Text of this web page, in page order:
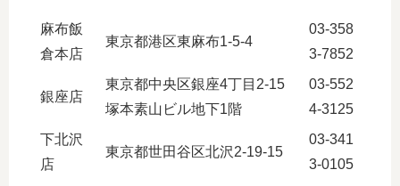
麻布飯
倉本店
東京都港区東麻布1-5-4
03-358
3-7852
銀座店
東京都中央区銀座4丁目2-15
塚本素山ビル地下1階
03-552
4-3125
下北沢
店
東京都世田谷区北沢2-19-15
03-341
3-0105